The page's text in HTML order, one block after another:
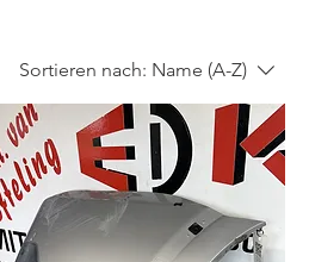
Sortieren nach: Name (A-Z)